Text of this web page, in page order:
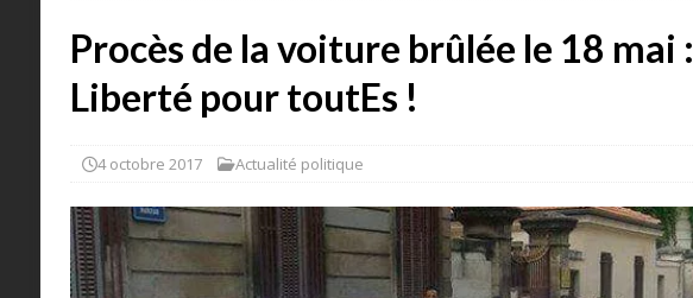
Procès de la voiture brûlée le 18 mai :
Liberté pour toutEs !
4 octobre 2017 Actualité politique